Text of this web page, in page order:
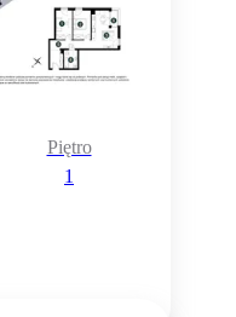
Piętro
1